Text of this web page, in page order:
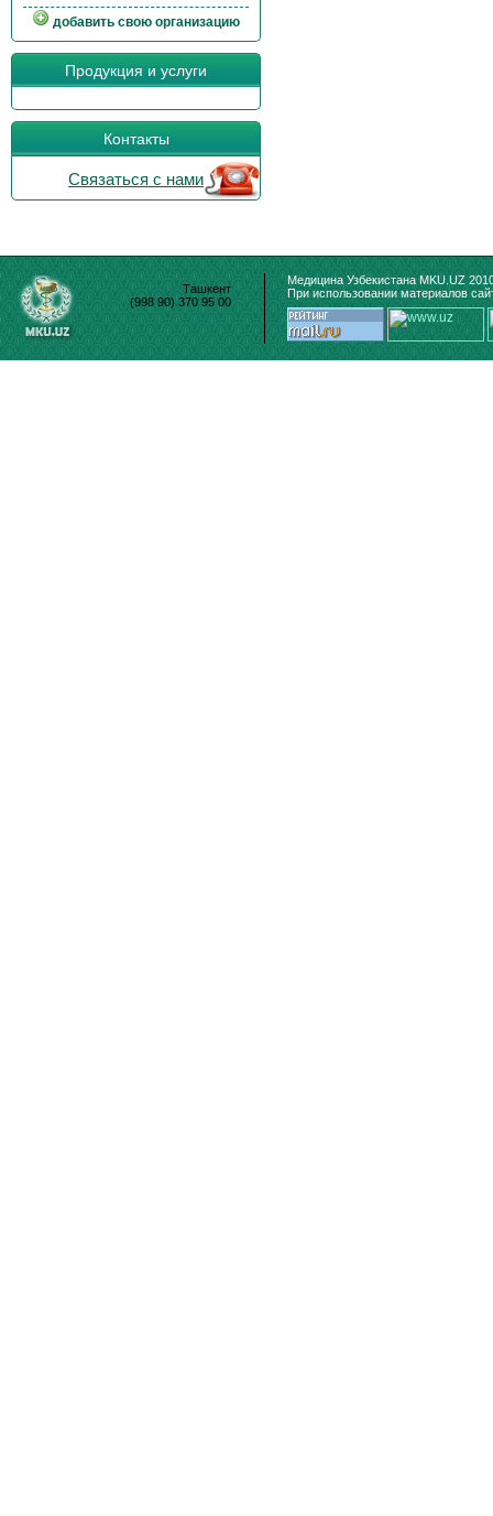
добавить свою организацию
Продукция и услуги
Контакты
Связаться с нами
Ташкент
(998 90) 370 95 00
Медицина Узбекистана MKU.UZ
При использовании материалов